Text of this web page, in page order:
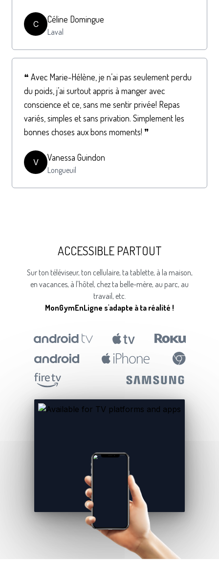
C Céline Domingue
Laval
❝ Avec Marie-Hélène, je n’ai pas seulement perdu
du poids, j’ai surtout appris à manger avec
conscience et ce, sans me sentir privée! Repas
variés, simples et sans privation. Simplement les
bonnes choses aux bons moments! ❞
V Vanessa Guindon
Longueuil
ACCESSIBLE PARTOUT
Sur ton téléviseur, ton cellulaire, ta tablette, à la maison,
en vacances, à l'hôtel, chez ta belle-mère, au parc, au
travail, etc.
MonGymEnLigne s'adapte à ta réalité !